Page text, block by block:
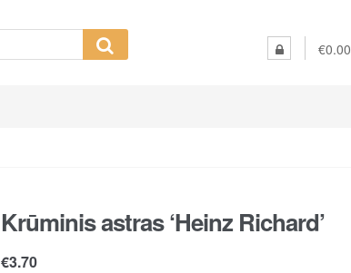
€0.00
Krūminis astras ‘Heinz Richard’
€3.70